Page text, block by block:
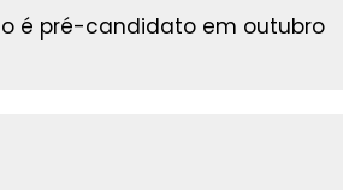
é pré-candidato em outubro